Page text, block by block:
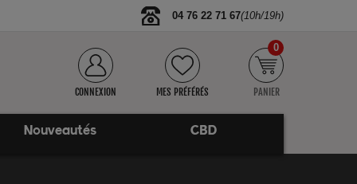
04 76 22 71 67(10h/19h)
CONNEXION MES PRÉFÉRÉS PANIER
0
Nouveautés CBD